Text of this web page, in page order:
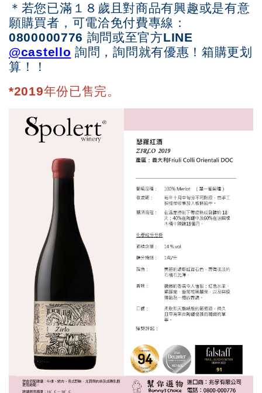
＊若您已滿１８歲且對商品有興趣或是有意
願購買者，可電洽免付費專線：
0800000776 詢問或至官方LINE
@castello 詢問，詢問就有優惠！箱購更划
算！！
*2019年份已售完。